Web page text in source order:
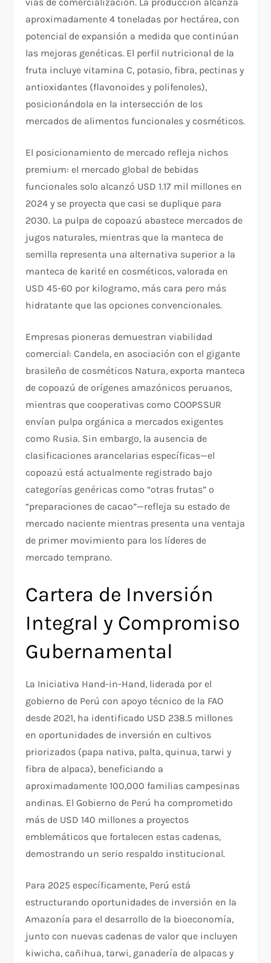
aproximadamente 4 toneladas por hectárea, con
potencial de expansión a medida que continúan
las mejoras genéticas. El perfil nutricional de la
fruta incluye vitamina C, potasio, fibra, pectinas y
antioxidantes (flavonoides y polifenoles),
posicionándola en la intersección de los
mercados de alimentos funcionales y cosméticos.
El posicionamiento de mercado refleja nichos
premium: el mercado global de bebidas
funcionales solo alcanzó USD 1.17 mil millones en
2024 y se proyecta que casi se duplique para
2030. La pulpa de copoazú abastece mercados de
jugos naturales, mientras que la manteca de
semilla representa una alternativa superior a la
manteca de karité en cosméticos, valorada en
USD 45-60 por kilogramo, más cara pero más
hidratante que las opciones convencionales.
Empresas pioneras demuestran viabilidad
comercial: Candela, en asociación con el gigante
brasileño de cosméticos Natura, exporta manteca
de copoazú de orígenes amazónicos peruanos,
mientras que cooperativas como COOPSSUR
envían pulpa orgánica a mercados exigentes
como Rusia. Sin embargo, la ausencia de
clasificaciones arancelarias específicas—el
copoazú está actualmente registrado bajo
categorías genéricas como “otras frutas” o
“preparaciones de cacao”—refleja su estado de
mercado naciente mientras presenta una ventaja
de primer movimiento para los líderes de
mercado temprano.
Cartera de Inversión
Integral y Compromiso
Gubernamental
La Iniciativa Hand-in-Hand, liderada por el
gobierno de Perú con apoyo técnico de la FAO
desde 2021, ha identificado USD 238.5 millones
en oportunidades de inversión en cultivos
priorizados (papa nativa, palta, quinua, tarwi y
fibra de alpaca), beneficiando a
aproximadamente 100,000 familias campesinas
andinas. El Gobierno de Perú ha comprometido
más de USD 140 millones a proyectos
emblemáticos que fortalecen estas cadenas,
demostrando un serio respaldo institucional.
Para 2025 específicamente, Perú está
estructurando oportunidades de inversión en la
Amazonía para el desarrollo de la bioeconomía,
junto con nuevas cadenas de valor que incluyen
kiwicha, cañihua, tarwi, ganadería de alpacas y